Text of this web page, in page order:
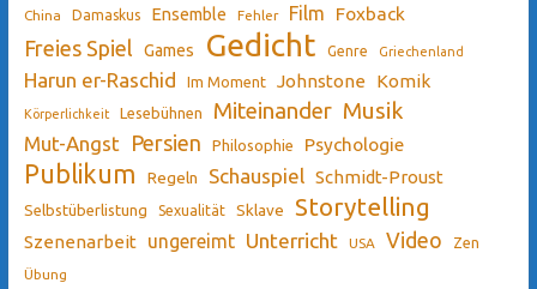
China Damaskus Ensemble Fehler Film Foxback
Freies Spiel Games Gedicht Genre Griechenland
Harun er-Raschid Im Moment Johnstone Komik
Körperlichkeit Lesebühnen Miteinander Musik
Mut-Angst Persien Philosophie Psychologie
Publikum Regeln Schauspiel Schmidt-Proust
Selbstüberlistung Sexualität Sklave Storytelling
Szenenarbeit ungereimt Unterricht USA Video Zen
Übung